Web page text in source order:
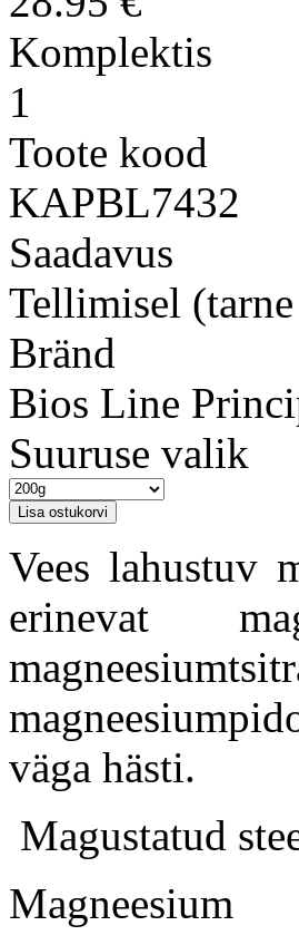
Komplektis
1
Toote kood
KAPBL7432
Saadavus
Tellimisel
Bränd
Bios Line
Suuruse valik
Vees lahustuv
erinevat
väga hästi.
Magustatud
Magneesium